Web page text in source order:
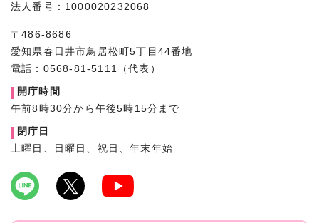
法人番号：1000020232068
〒486-8686
愛知県春日井市鳥居松町5丁目44番地
電話：0568-81-5111（代表）
開庁時間
午前8時30分から午後5時15分まで
閉庁日
土曜日、日曜日、祝日、年末年始